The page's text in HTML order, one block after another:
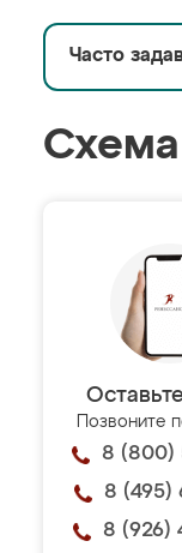
Часто
Позвоните
8 (800)
8 (495)
8 (926)